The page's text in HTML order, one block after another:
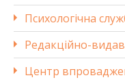
Психологічна
Редакційно-
Центр